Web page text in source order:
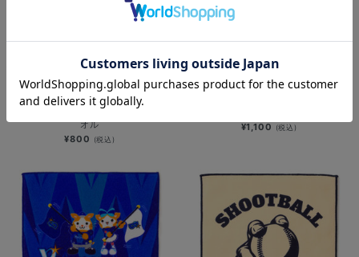
再入荷
オル
¥800 (税込)
新潟マスコットデザイン/ハンドタオ
¥1,100 (税込)